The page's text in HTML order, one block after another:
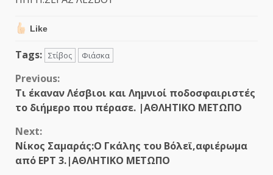
Like
Tags: Στίβος Φιάσκα
Continue
Reading
Previous:
Τι έκαναν Λέσβιοι και Λημνιοί ποδοσφαιριστές
το διήμερο που πέρασε. |ΑΘΛΗΤΙΚΟ ΜΕΤΩΠΟ
Next:
Νίκος Σαμαράς:Ο Γκάλης του Βόλεϊ,αφιέρωμα
από ΕΡΤ 3.|ΑΘΛΗΤΙΚΟ ΜΕΤΩΠΟ